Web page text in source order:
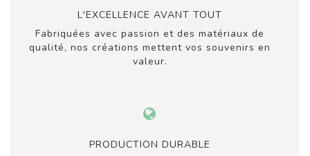
L'EXCELLENCE AVANT TOUT
Fabriquées avec passion et des matériaux de
qualité, nos créations mettent vos souvenirs en
valeur.
PRODUCTION DURABLE